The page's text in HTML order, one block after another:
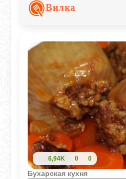
известных вариантов
который получается
Вилка
6,94K 0 0
Бухарская кухня